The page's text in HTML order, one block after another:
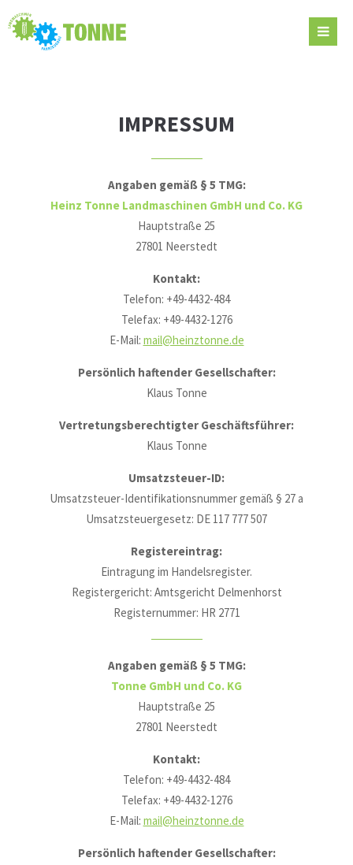
IMPRESSUM
Angaben gemäß § 5 TMG:
Heinz Tonne Landmaschinen GmbH und Co. KG
Hauptstraße 25
27801 Neerstedt
Kontakt:
Telefon: +49-4432-484
Telefax: +49-4432-1276
E-Mail: mail@heinztonne.de
Persönlich haftender Gesellschafter:
Klaus Tonne
Vertretungsberechtigter Geschäftsführer:
Klaus Tonne
Umsatzsteuer-ID:
Umsatzsteuer-Identifikationsnummer gemäß § 27 a
Umsatzsteuergesetz: DE 117 777 507
Registereintrag:
Eintragung im Handelsregister.
Registergericht: Amtsgericht Delmenhorst
Registernummer: HR 2771
Angaben gemäß § 5 TMG:
Tonne GmbH und Co. KG
Hauptstraße 25
27801 Neerstedt
Kontakt:
Telefon: +49-4432-484
Telefax: +49-4432-1276
E-Mail: mail@heinztonne.de
Persönlich haftender Gesellschafter: